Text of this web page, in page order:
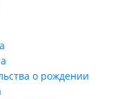
о рождении